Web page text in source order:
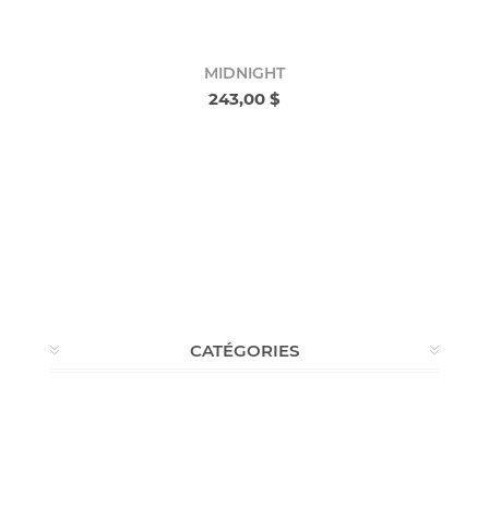
MIDNIGHT
243,00 $
CATÉGORIES